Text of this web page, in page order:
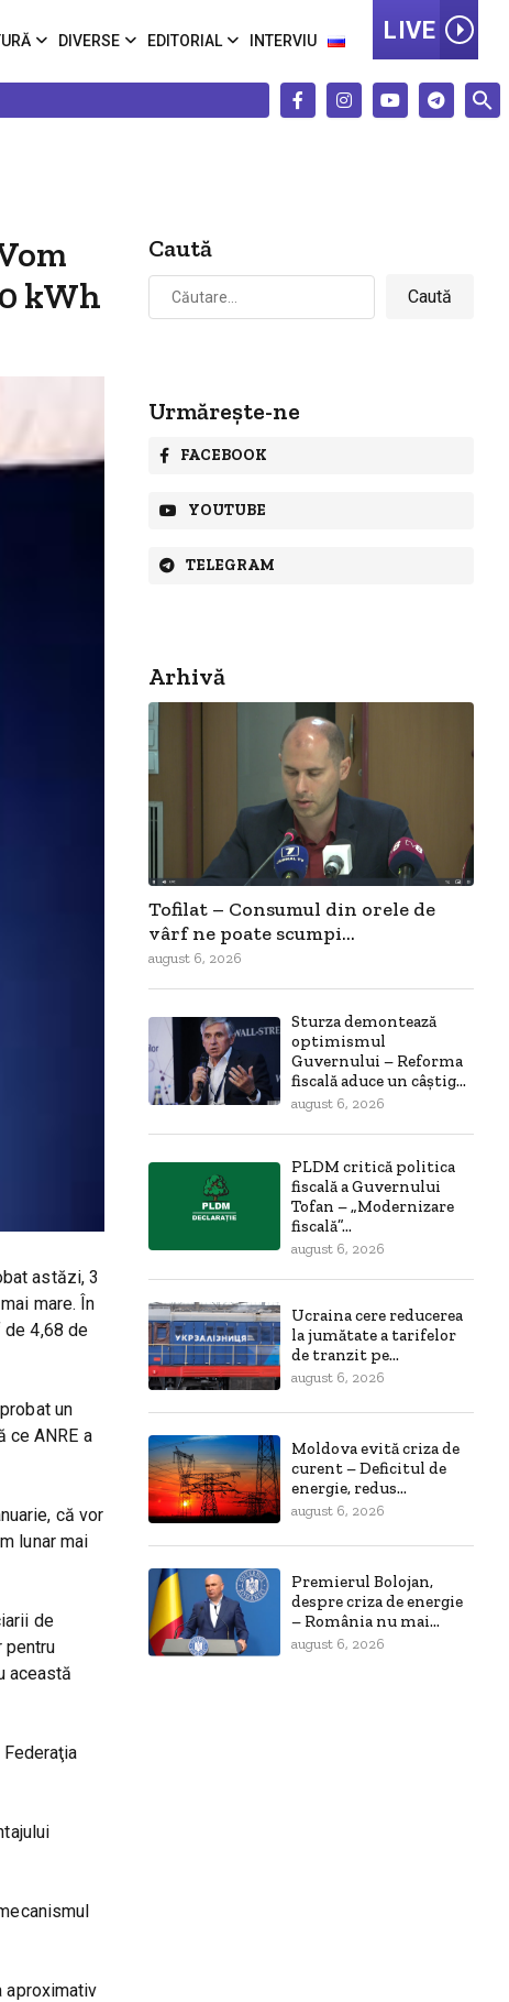
DIVERSE EDITORIAL INTERVIU LIVE
kWh
astăzi, 3
mare. În
de 4,68 de
un
ce ANRE a
că vor
lunar mai
de
pentru
această
aproximativ
Caută
Caută
după:
Urmărește-ne
FACEBOOK
YOUTUBE
TELEGRAM
Arhivă
Tofilat – Consumul din orele de
vârf ne poate scumpi...
august 6, 2026
Sturza demontează
optimismul
Guvernului – Reforma
fiscală aduce un câștig...
august 6, 2026
PLDM critică politica
fiscală a Guvernului
Tofan – „Modernizare
fiscală”...
august 6, 2026
Ucraina cere reducerea
la jumătate a tarifelor
de tranzit pe...
august 6, 2026
Moldova evită criza de
curent – Deficitul de
energie, redus...
august 6, 2026
Premierul Bolojan,
despre criza de energie
– România nu mai...
august 6, 2026